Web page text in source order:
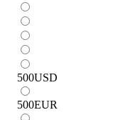
500USD
500EUR